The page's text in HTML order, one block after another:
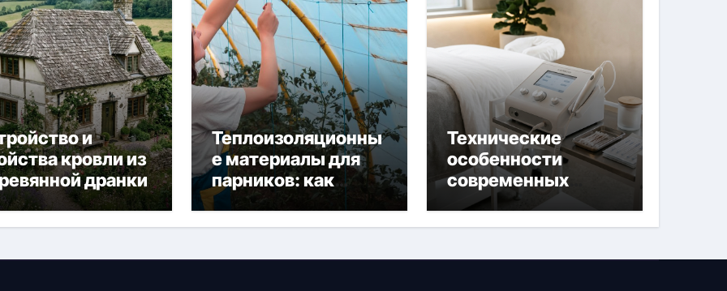
и
кровли из
дранки
Теплоизоляционны
е материалы для
парников: как
сохранить тепло и
получить богатый
Технические
особенности
современных
аппаратов для
электроэпиляции